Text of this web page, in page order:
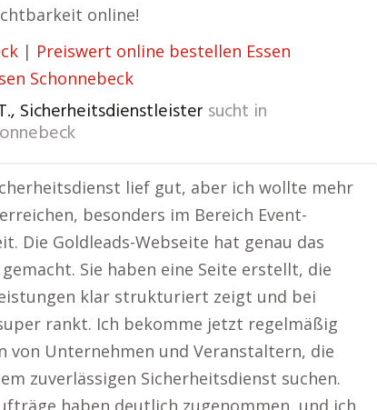
online!
| Preiswert online bestellen Essen
Schonnebeck
Sicherheitsdienstleister sucht in
lief gut, aber ich wollte mehr
besonders im Bereich Event-
Die Goldleads-Webseite hat genau das
Sie haben eine Seite erstellt, die
klar strukturiert zeigt und bei
rankt. Ich bekomme jetzt regelmäßig
von Unternehmen und Veranstaltern, die
zuverlässigen Sicherheitsdienst suchen.